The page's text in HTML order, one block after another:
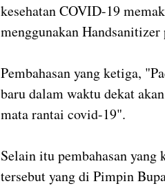
kesehatan COVID-19
menggunakan
Pembahasan yang ketiga,
baru dalam waktu dekat
mata rantai covid-19".
Selain itu pembahasan
tersebut yang di Pimpin